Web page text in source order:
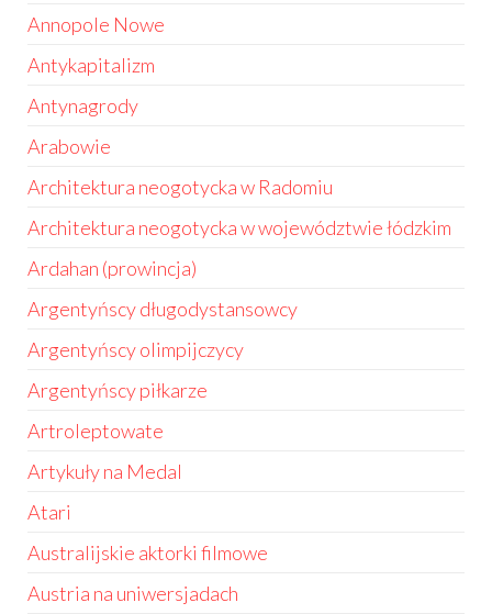
Annopole Nowe
Antykapitalizm
Antynagrody
Arabowie
Architektura neogotycka w Radomiu
Architektura neogotycka w województwie łódzkim
Ardahan (prowincja)
Argentyńscy długodystansowcy
Argentyńscy olimpijczycy
Argentyńscy piłkarze
Artroleptowate
Artykuły na Medal
Atari
Australijskie aktorki filmowe
Austria na uniwersjadach